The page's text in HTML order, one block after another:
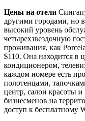
Цены на отели
другими городами, но
высокий уровень
четырехзвездочную
проживания, как
$110. Она находится в
кондиционером,
каждом номере есть
полотенцами,
центр, салон красоты
бизнесменов на
доступ к бесплатному